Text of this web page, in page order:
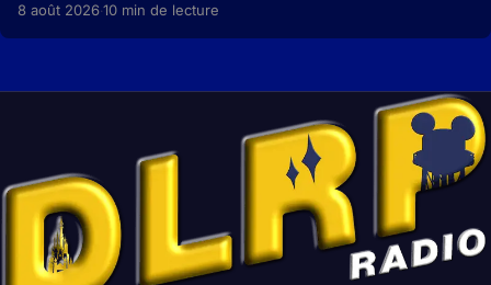
8 août 2026·10 min de lecture